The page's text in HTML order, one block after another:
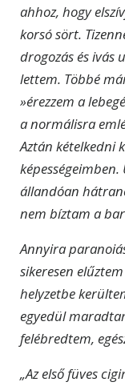
ahhoz, hogy
korsó sört.
drogozás és
lettem. Többé
»érezzem a
a normálisra
Aztán kételkedni
állandóan
nem bíztam a
Annyira
sikeresen
helyzetbe
egyedül
felébredtem,
„Az első füves